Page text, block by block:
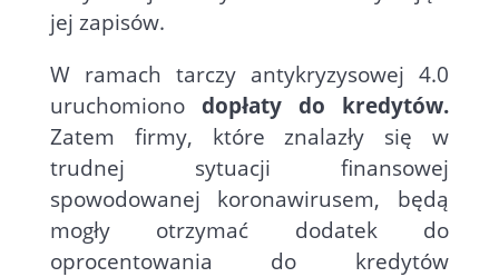
jej zapisów.
W ramach tarczy antykryzysowej 4.0
uruchomiono dopłaty do kredytów.
Zatem firmy, które znalazły się w
trudnej sytuacji finansowej
spowodowanej koronawirusem, będą
mogły otrzymać dodatek do
oprocentowania do kredytów